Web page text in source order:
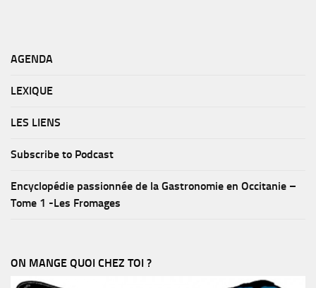
AGENDA
LEXIQUE
LES LIENS
Subscribe to Podcast
Encyclopédie passionnée de la Gastronomie en Occitanie –
Tome 1 -Les Fromages
ON MANGE QUOI CHEZ TOI ?